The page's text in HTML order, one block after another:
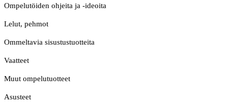
Ompelutöiden ohjeita ja -ideoita
Lelut, pehmot
Ommeltavia sisustustuotteita
Vaatteet
Muut ompelutuotteet
Asusteet